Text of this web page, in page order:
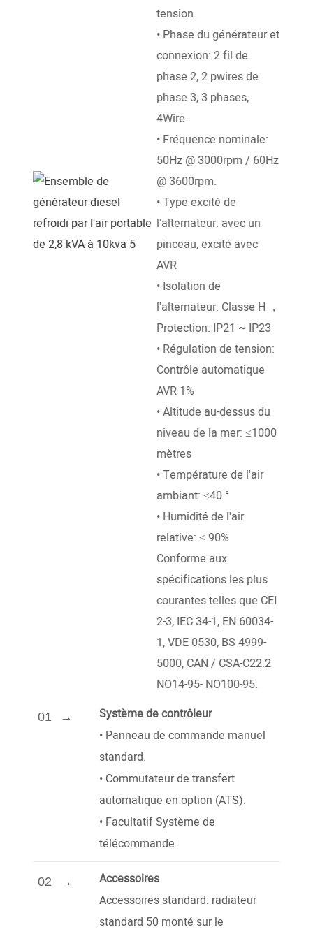
tension.
• Phase du générateur et
connexion: 2 fil de
phase 2, 2 pwires de
phase 3, 3 phases,
4Wire.
• Fréquence nominale:
50Hz @ 3000rpm / 60Hz
@ 3600rpm.
• Type excité de
l'alternateur: avec un
pinceau, excité avec
AVR
• Isolation de
l'alternateur: Classe H ，
Protection: IP21 ~ IP23
• Régulation de tension:
Contrôle automatique
AVR 1%
• Altitude au-dessus du
niveau de la mer: ≤1000
mètres
• Température de l'air
ambiant: ≤40 °
• Humidité de l'air
relative: ≤ 90%
Conforme aux
spécifications les plus
courantes telles que CEI
2-3, IEC 34-1, EN 60034-
1, VDE 0530, BS 4999-
5000, CAN / CSA-C22.2
NO14-95- NO100-95.
01
Système de contrôleur
• Panneau de commande manuel
standard.
• Commutateur de transfert
automatique en option (ATS).
• FacultatifSystème de
télécommande.
02
Accessoires
Accessoires standard: radiateur
standard 50 monté sur le